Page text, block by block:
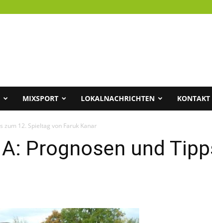
MIXSPORT LOKALNACHRICHTEN KONTAKT
zum 12. Spieltag von Faruk Kanar
Prognosen und